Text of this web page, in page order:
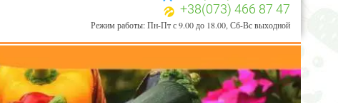
+38(073) 466 87 47
Режим работы: Пн-Пт с 9.00 до 18.00, Сб-Вс выходной